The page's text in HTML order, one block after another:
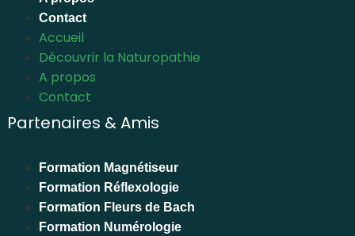
Contact
Accueil
Découvrir la Naturopathie
A propos
Contact
Partenaires & Amis
Formation Magnétiseur
Formation Réflexologie
Formation Fleurs de Bach
Formation Numérologie